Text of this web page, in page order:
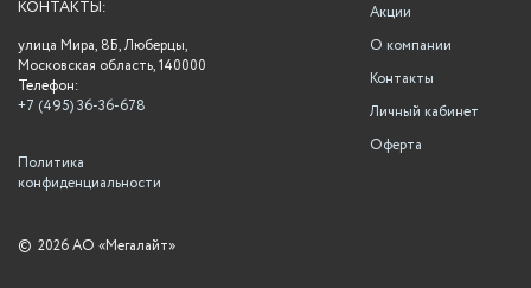
Акции
О компании
Контакты
Личный кабинет
Оферта
КОНТАКТЫ:
улица Мира, 8Б, Люберцы,
Московская область, 140000
Телефон:
+7 (495) 36-36-678
Политика
конфиденциальности
© 2026 АО «Мегалайт»